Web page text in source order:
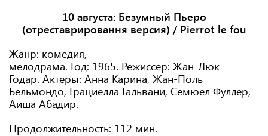
10 августа: Безумный Пьеро
(отреставрировання версия) / Pierrot le fou
Жанр: комедия,
мелодрама. Год: 1965. Режиссер: Жан-Люк
Годар. Актеры: Анна Карина, Жан-Поль
Бельмондо, Грациелла Гальвани, Семюел Фуллер,
Аиша Абадир.
Продолжительность: 112 мин.